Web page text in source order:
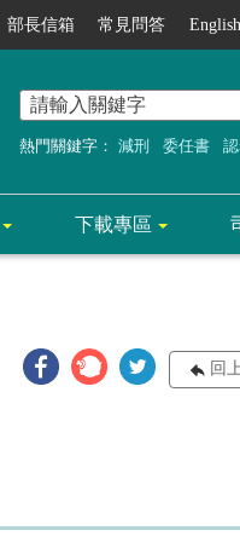
部長信箱 常見問答 English
熱門關鍵字： 減刑 委任書
下載專區
回